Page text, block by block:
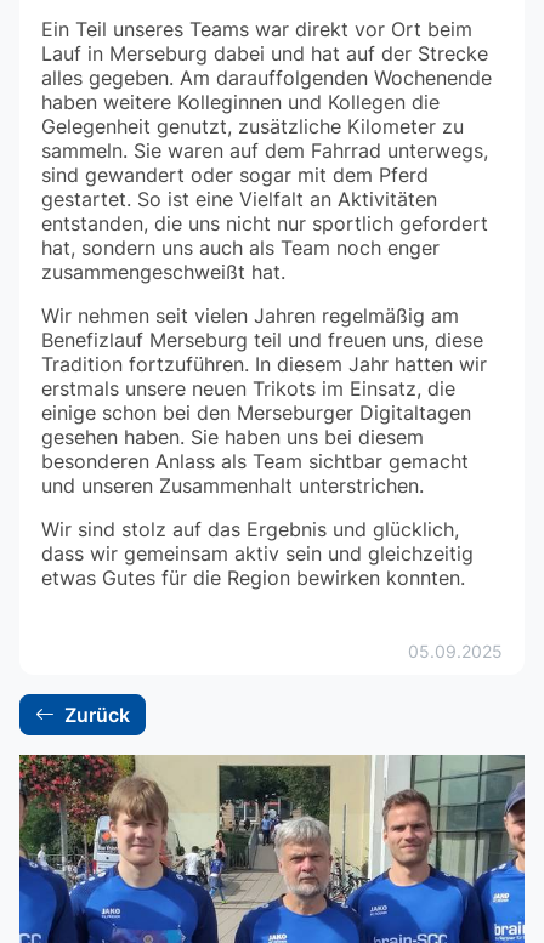
Ein Teil unseres Teams war direkt vor Ort beim
Lauf in Merseburg dabei und hat auf der Strecke
alles gegeben. Am darauffolgenden Wochenende
haben weitere Kolleginnen und Kollegen die
Gelegenheit genutzt, zusätzliche Kilometer zu
sammeln. Sie waren auf dem Fahrrad unterwegs,
sind gewandert oder sogar mit dem Pferd
gestartet. So ist eine Vielfalt an Aktivitäten
entstanden, die uns nicht nur sportlich gefordert
hat, sondern uns auch als Team noch enger
zusammengeschweißt hat.
Wir nehmen seit vielen Jahren regelmäßig am
Benefizlauf Merseburg teil und freuen uns, diese
Tradition fortzuführen. In diesem Jahr hatten wir
erstmals unsere neuen Trikots im Einsatz, die
einige schon bei den Merseburger Digitaltagen
gesehen haben. Sie haben uns bei diesem
besonderen Anlass als Team sichtbar gemacht
und unseren Zusammenhalt unterstrichen.
Wir sind stolz auf das Ergebnis und glücklich,
dass wir gemeinsam aktiv sein und gleichzeitig
etwas Gutes für die Region bewirken konnten.
05.09.2025
backward Zurück